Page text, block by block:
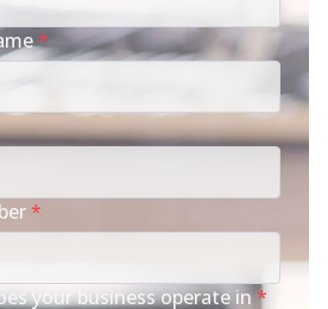
*
*
your business operate in*